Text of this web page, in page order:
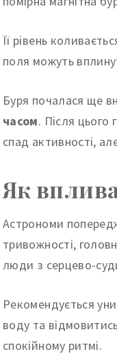
Її рівень
поля можуть
Буря почалася ще
часом. Після цього
спад активності,
Як
Астрономи
тривожності,
люди з серцево-
Рекомендується
воду та
спокійному ритмі.